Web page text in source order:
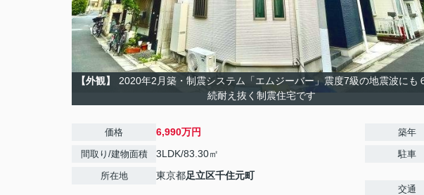
【外観】
2020年2月築・制震システム「エムジーバー」震度7級の地震波にも
続耐え抜く制震住宅です
価格 6,990万円
間取り/建物面積 3LDK/83.30㎡
所在地 東京都足立区千住元町
築年
駐車
交通